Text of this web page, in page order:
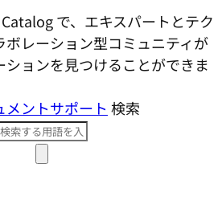
で、エキスパートとテク
ボレーション型コミ​ュニティが
ョンを見つけることができま
メントサポート 検索